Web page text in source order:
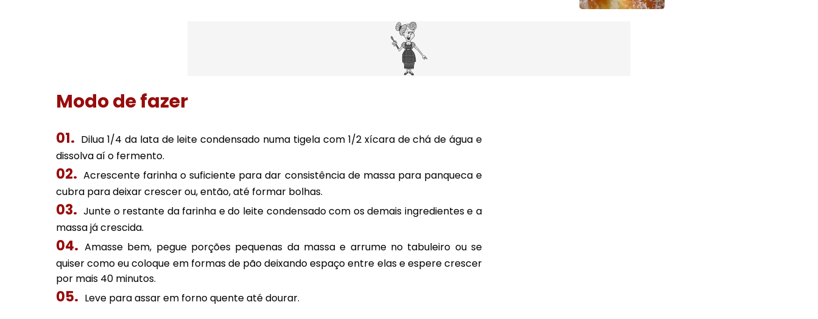
Modo de fazer
Dilua 1/4 da lata de leite condensado numa tigela com 1/2 xícara de chá de água e
dissolva aí o fermento.
Acrescente farinha o suficiente para dar consistência de massa para panqueca e
cubra para deixar crescer ou, então, até formar bolhas.
Junte o restante da farinha e do leite condensado com os demais ingredientes e a
massa já crescida.
Amasse bem, pegue porções pequenas da massa e arrume no tabuleiro ou se
quiser como eu coloque em formas de pão deixando espaço entre elas e espere crescer
por mais 40 minutos.
Leve para assar em forno quente até dourar.